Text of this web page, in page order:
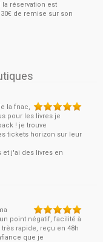
réservation est
de remise sur son
la fnac,
pour les livres je
! je trouve
tickets horizon sur leur
et j'ai des livres en
point négatif, facilité à
rapide, reçu en 48h
que je